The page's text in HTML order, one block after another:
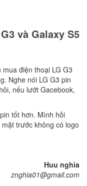
và Galaxy S5
điện thoại LG G3
Nghe nói LG G3 pin
nếu lướt Gacebook,
tốt hơn. Mình hỏi
trước không có logo
Huu nghia
znghia01@gmail.com